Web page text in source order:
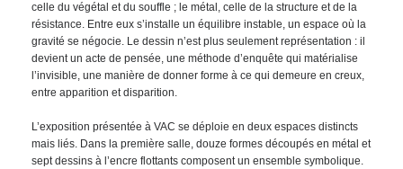
celle du végétal et du souffle ; le métal, celle de la structure et de la
résistance. Entre eux s’installe un équilibre instable, un espace où la
gravité se négocie. Le dessin n’est plus seulement représentation : il
devient un acte de pensée, une méthode d’enquête qui matérialise
l’invisible, une manière de donner forme à ce qui demeure en creux,
entre apparition et disparition.
L’exposition présentée à VAC se déploie en deux espaces distincts
mais liés. Dans la première salle, douze formes découpés en métal et
sept dessins à l’encre flottants composent un ensemble symbolique.